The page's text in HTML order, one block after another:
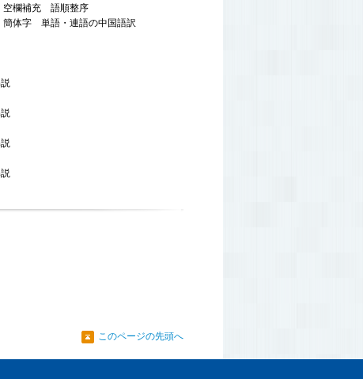
語順整序
・連語の中国語訳
このページの先頭へ